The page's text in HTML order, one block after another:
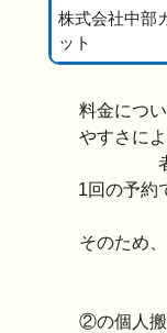
株式会社中部
ット
料金につ
やすさに
1回の予約
そのため
②の個人搬